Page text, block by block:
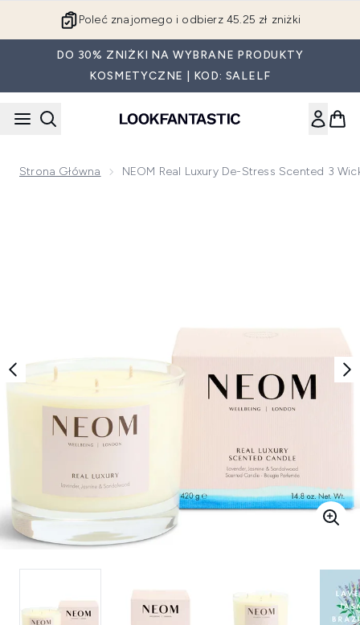
Poleć znajomego i odbierz 45.25 zł zniżki
DO 30% ZNIŻKI NA WYBRANE PRODUKTY
KOSMETYCZNE | KOD: SALELF
Strona Główna NEOM Real Luxury De-Stress Scented 3